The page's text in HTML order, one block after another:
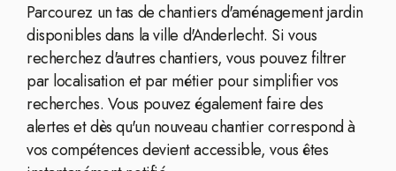
Parcourez un tas de chantiers d'aménagement jardin
disponibles dans la ville d'Anderlecht. Si vous
recherchez d'autres chantiers, vous pouvez filtrer
par localisation et par métier pour simplifier vos
recherches. Vous pouvez également faire des
alertes et dès qu'un nouveau chantier correspond à
vos compétences devient accessible, vous êtes